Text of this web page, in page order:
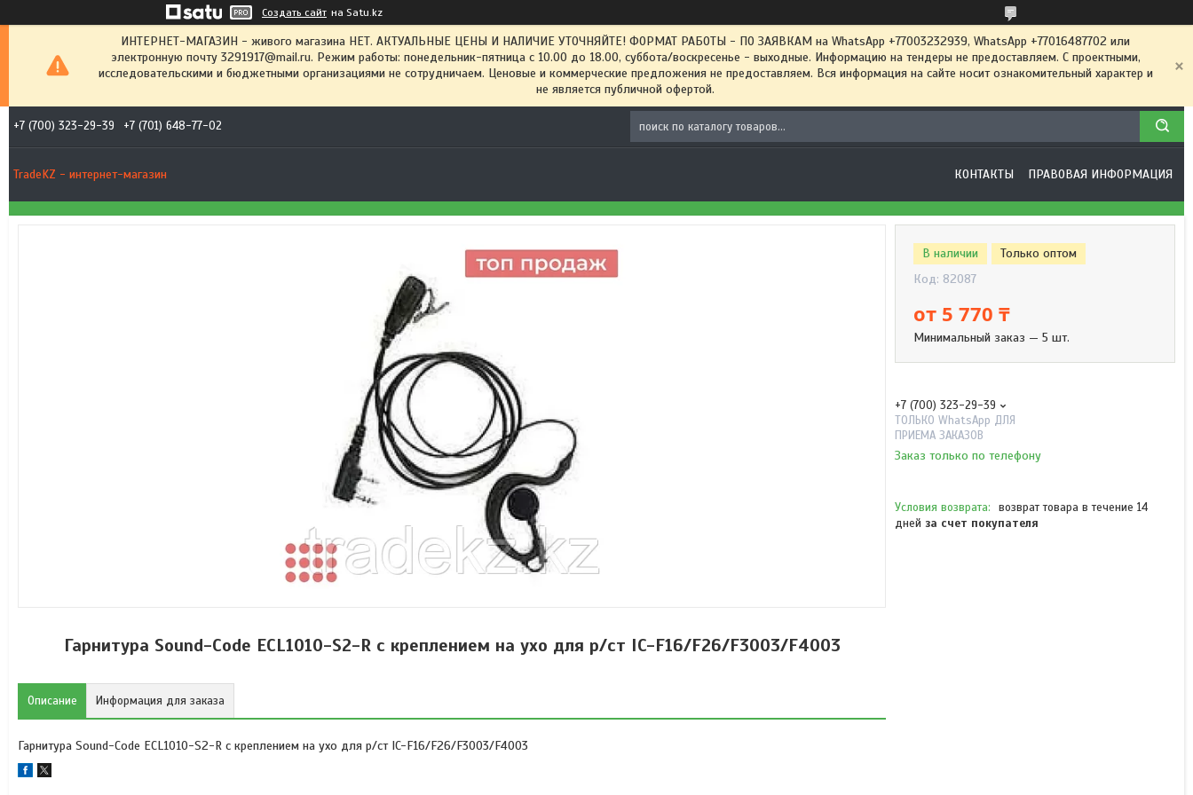
Создать сайт на Satu.kz
ИНТЕРНЕТ-МАГАЗИН - живого магазина НЕТ. АКТУАЛЬНЫЕ ЦЕНЫ И НАЛИЧИЕ УТОЧНЯЙТЕ! ФОРМАТ РАБОТЫ - ПО ЗАЯВКАМ на WhatsApp +77003232939, WhatsApp +77016487702 или
электронную почту 3291917@mail.ru. Режим работы: понедельник-пятница с 10.00 до 18.00, суббота/воскресенье - выходные. Информацию на тендеры не предоставляем. С проектными,
исследовательскими и бюджетными организациями не сотрудничаем. Ценовые и коммерческие предложения не предоставляем. Вся информация на сайте носит ознакомительный характер и
не является публичной офертой.
+7 (700) 323-29-39 +7 (701) 648-77-02
TradeKZ - интернет-магазин КОНТАКТЫ ПРАВОВАЯ ИНФОРМАЦИЯ
Гарнитура Sound-Code ECL1010-S2-R с креплением на ухо для р/ст IC-F16/F26/F3003/F4003
Описание Информация для заказа
Гарнитура Sound-Code ECL1010-S2-R с креплением на ухо для р/ст IC-F16/F26/F3003/F4003
В наличии
Только оптом
Код: 82087
от 5 770 ₸
Минимальный заказ — 5 шт.
+7 (700) 323-29-39
ТОЛЬКО WhatsApp ДЛЯ
ПРИЕМА ЗАКАЗОВ
Заказ только по телефону
возврат товара в течение 14
дней за счет покупателя